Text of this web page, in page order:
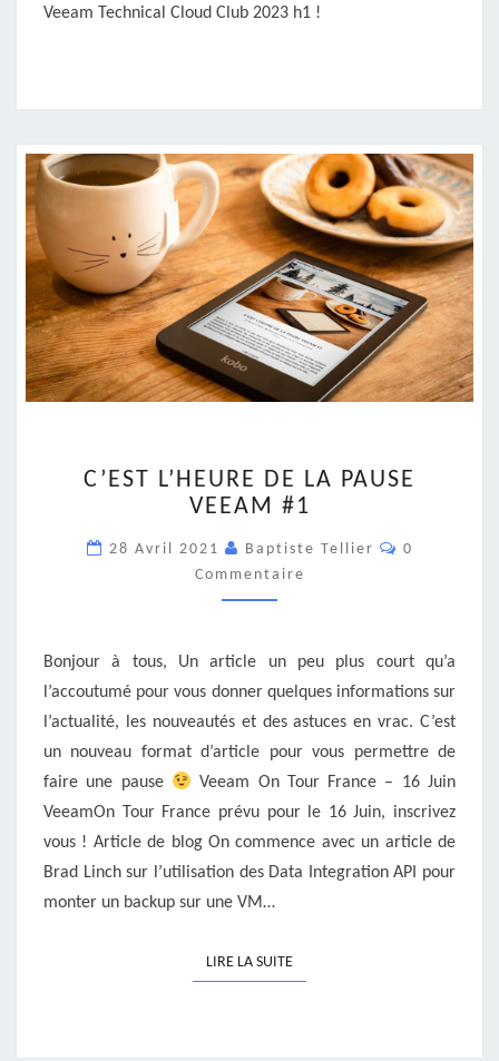
Veeam Technical Cloud Club 2023 h1 !
L’HEURE
DE
PAUSE
VEEAM
#1
C’EST L’HEURE DE LA PAUSE
VEEAM #1
28 Avril 2021 Baptiste Tellier
0
Commentaire
Bonjour à tous, Un article un peu plus court qu’a
l’accoutumé pour vous donner quelques informations sur
l’actualité, les nouveautés et des astuces en vrac. C’est
un nouveau format d’article pour vous permettre de
faire une pause
Veeam On Tour France – 16 Juin
VeeamOn Tour France prévu pour le 16 Juin, inscrivez
vous ! Article de blog On commence avec un article de
Brad Linch sur l’utilisation des Data Integration API pour
monter un backup sur une VM…
LIRE LA SUITELIRE LA SUITE